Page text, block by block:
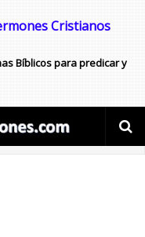
Cristianos
Bíblicos para predicar y